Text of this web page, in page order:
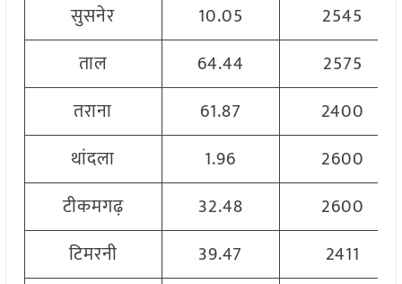
सुसनेर
10.05
2545
ताल
64.44
2575
तराना
61.87
2400
थांदला
1.96
2600
टीकमगढ़
32.48
2600
टिमरनी
39.47
2411